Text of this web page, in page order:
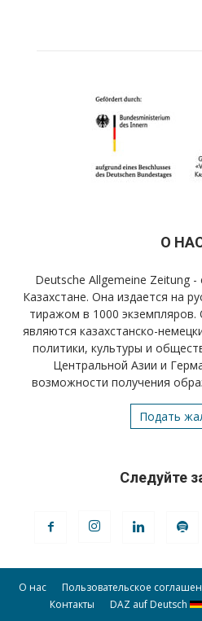
О
Deutsche Allgemeine Zeitung -
Казахстане. Она издается на
тиражом в 1000
являются казахстанско-
политики, культуры и
Центральной Азии и
возможности получения
Подать
Следуйте
О нас Пользовательское
Контакты
DAZ auf Deutsch